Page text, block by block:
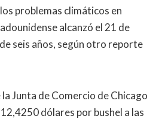
problemas climáticos en
alcanzó el 21 de
seis años, según otro reporte
la Junta de Comercio de Chicago
dólares por bushel a las